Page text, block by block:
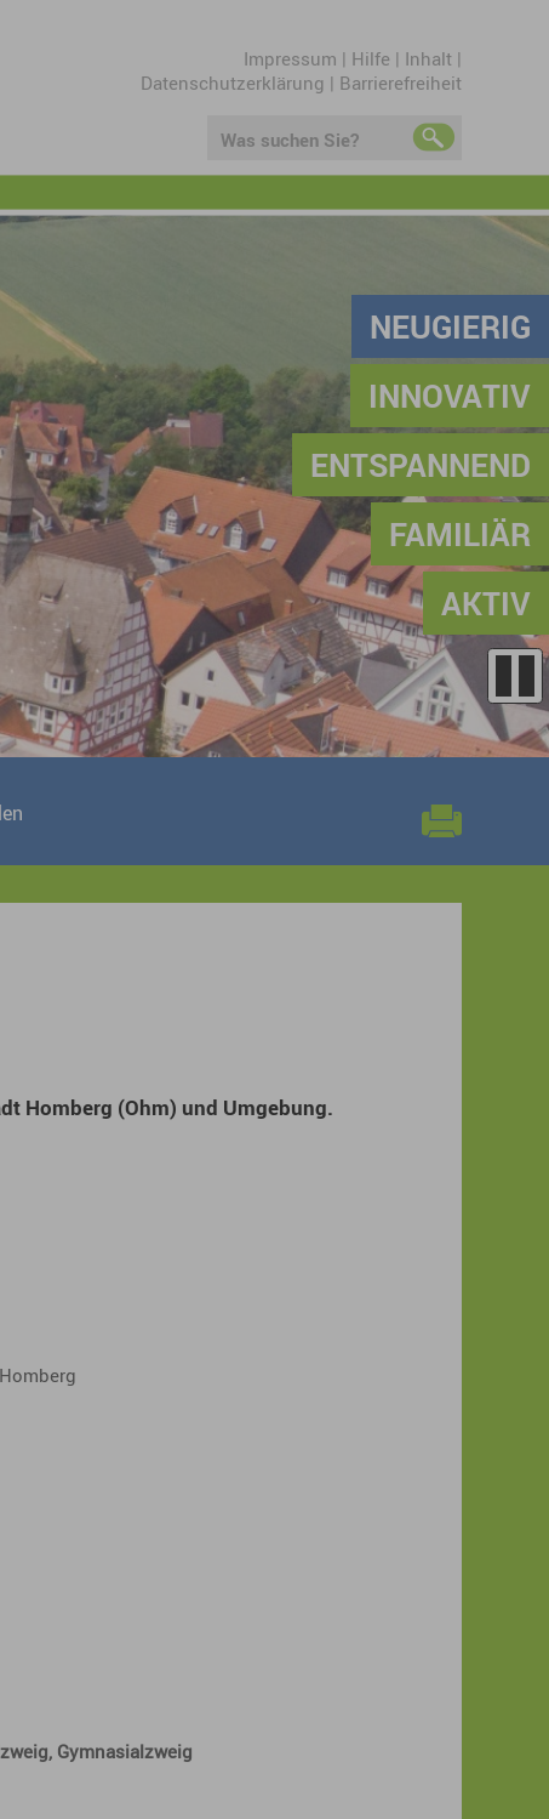
Impressum | Hilfe | Inhalt |
Datenschutzerklärung | Barrierefreiheit
Was suchen Sie?
NEUGIERIG
INNOVATIV
ENTSPANNEND
FAMILIÄR
AKTIV
Homberg (Ohm) und Umgebung.
Gymnasialzweig